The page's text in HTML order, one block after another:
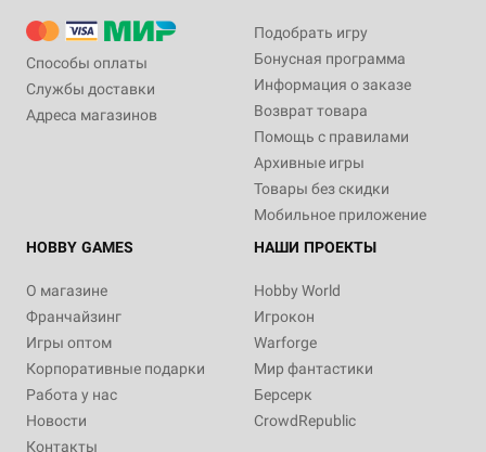
Способы оплаты
Службы доставки
Адреса магазинов
Подобрать игру
Бонусная программа
Информация о заказе
Возврат товара
Помощь с правилами
Архивные игры
Товары без скидки
Мобильное приложение
HOBBY GAMES
О магазине
Франчайзинг
Игры оптом
Корпоративные подарки
Работа у нас
Новости
Контакты
НАШИ ПРОЕКТЫ
Hobby World
Игрокон
Warforge
Мир фантастики
Берсерк
CrowdRepublic